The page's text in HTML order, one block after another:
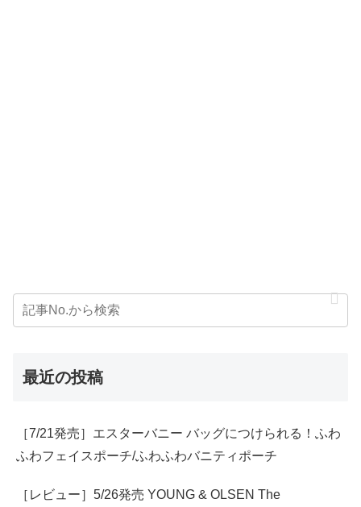
最近の投稿
［7/21発売］エスターバニー バッグにつけられる！ふわ
ふわフェイスポーチ/ふわふわバニティポーチ
［レビュー］5/26発売 YOUNG & OLSEN The